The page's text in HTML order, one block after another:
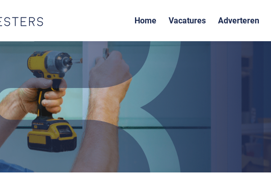
Home Vacatures Adverteren